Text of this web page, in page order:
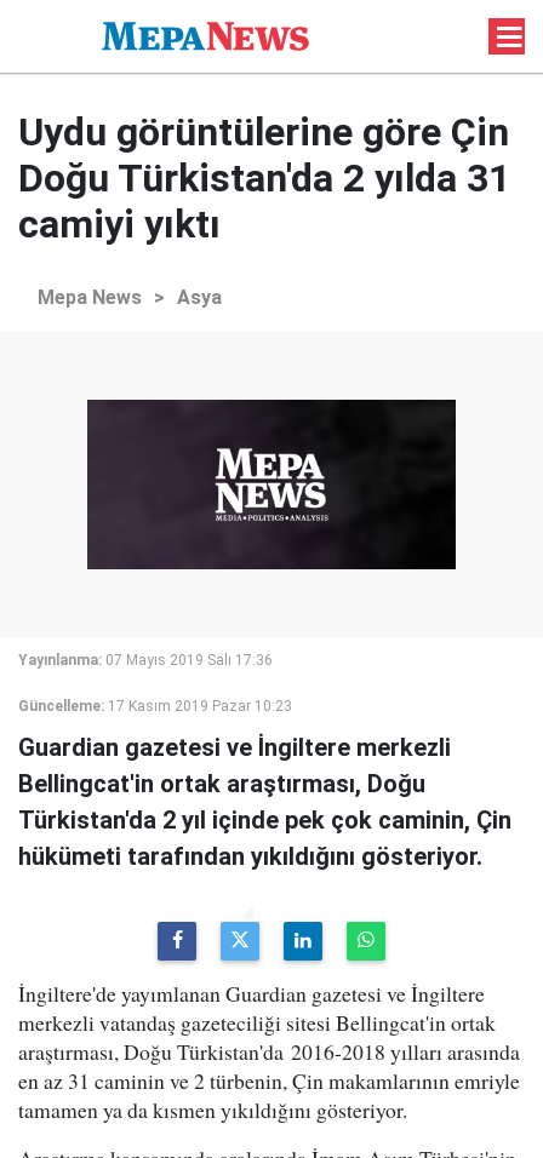
Uydu görüntülerine göre Çin
Doğu Türkistan'da 2 yılda 31
camiyi yıktı
Mepa News > Asya
Yayınlanma: 07 Mayıs 2019 Salı 17:36
Güncelleme: 17 Kasım 2019 Pazar 10:23
Guardian gazetesi ve İngiltere merkezli
Bellingcat'in ortak araştırması, Doğu
Türkistan'da 2 yıl içinde pek çok caminin, Çin
hükümeti tarafından yıkıldığını gösteriyor.
İngiltere'de yayımlanan Guardian gazetesi ve İngiltere
merkezli vatandaş gazeteciliği sitesi Bellingcat'in ortak
araştırması, Doğu Türkistan'da 2016-2018 yılları arasında
en az 31 caminin ve 2 türbenin, Çin makamlarının emriyle
tamamen ya da kısmen yıkıldığını gösteriyor.